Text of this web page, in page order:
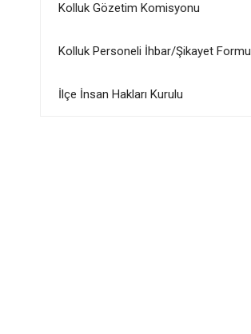
Kolluk Gözetim Komisyonu
Kolluk Personeli İhbar/Şikayet Formu
İlçe İnsan Hakları Kurulu